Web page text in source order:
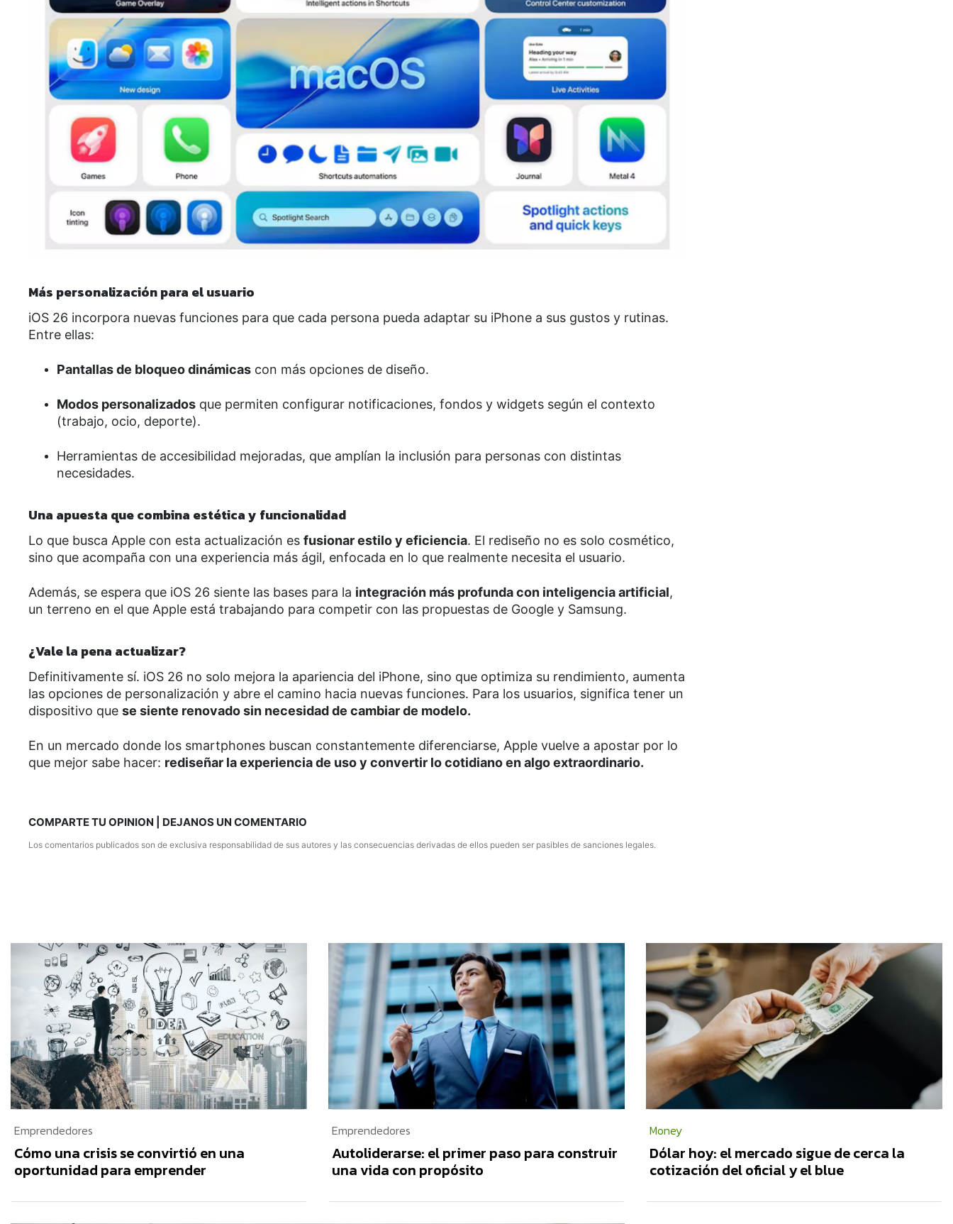
Más personalización para el usuario
iOS 26 incorpora nuevas funciones para que cada persona pueda adaptar su iPhone a sus gustos y rutinas.
Entre ellas:
Pantallas de bloqueo dinámicas con más opciones de diseño.
Modos personalizados que permiten configurar notificaciones, fondos y widgets según el contexto
(trabajo, ocio, deporte).
Herramientas de accesibilidad mejoradas, que amplían la inclusión para personas con distintas
necesidades.
Una apuesta que combina estética y funcionalidad
Lo que busca Apple con esta actualización es fusionar estilo y eficiencia. El rediseño no es solo cosmético,
sino que acompaña con una experiencia más ágil, enfocada en lo que realmente necesita el usuario.
Además, se espera que iOS 26 siente las bases para la integración más profunda con inteligencia artificial,
un terreno en el que Apple está trabajando para competir con las propuestas de Google y Samsung.
¿Vale la pena actualizar?
Definitivamente sí. iOS 26 no solo mejora la apariencia del iPhone, sino que optimiza su rendimiento, aumenta
las opciones de personalización y abre el camino hacia nuevas funciones. Para los usuarios, significa tener un
dispositivo que se siente renovado sin necesidad de cambiar de modelo.
En un mercado donde los smartphones buscan constantemente diferenciarse, Apple vuelve a apostar por lo
que mejor sabe hacer: rediseñar la experiencia de uso y convertir lo cotidiano en algo extraordinario.
COMPARTE TU OPINION | DEJANOS UN COMENTARIO
Los comentarios publicados son de exclusiva responsabilidad de sus autores y las consecuencias derivadas de ellos pueden ser pasibles de sanciones legales.
Emprendedores
Cómo una crisis se convirtió en una
oportunidad para emprender
Emprendedores
Autoliderarse: el primer paso para construir
una vida con propósito
Money
Dólar hoy: el mercado sigue de cerca la
cotización del oficial y el blue